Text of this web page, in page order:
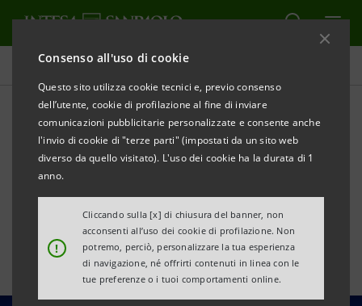
Consenso all'uso di cookie
Questo sito utilizza cookie tecnici e, previo consenso
dell’utente, cookie di profilazione al fine di inviare
comunicazioni pubblicitarie personalizzate e consente anche
l'invio di cookie di "terze parti" (impostati da un sito web
diverso da quello visitato). L'uso dei cookie ha la durata di 1
anno.
!
Cliccando sulla [x] di chiusura del banner, non
acconsenti all’uso dei cookie di profilazione. Non
potremo, perciò, personalizzare la tua esperienza
di navigazione, né offrirti contenuti in linea con le
tue preferenze o i tuoi comportamenti online.
Tutte le news
Risultati primo semestre
2025: dichiarazioni del CEO
Carlo Messina